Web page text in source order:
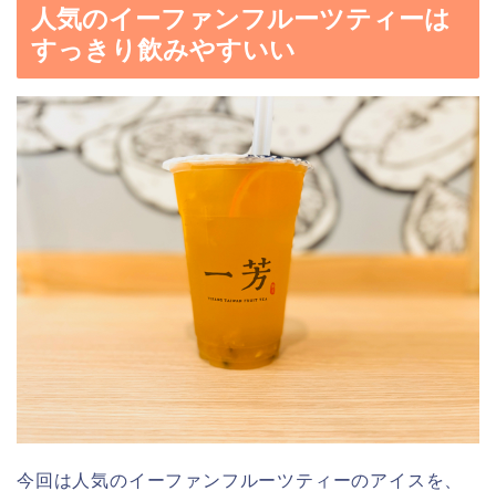
人気のイーファンフルーツティーは
すっきり飲みやすいい
今回は人気のイーファンフルーツティーのアイスを、